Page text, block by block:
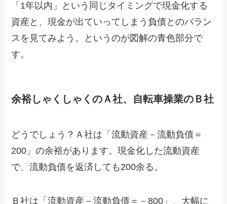
「1年以内」という同じタイミングで現金化する
資産と、現金が出ていってしまう負債とのバラン
スを見てみよう。というのが図解の青色部分で
す。
余裕しゃくしゃくのＡ社、自転車操業のＢ社
どうでしょう？Ａ社は「流動資産－流動負債＝
200」の余裕があります。現金化した流動資産
で、流動負債を返済しても200余る。
Ｂ社は「流動資産－流動負債＝－800」、大幅に